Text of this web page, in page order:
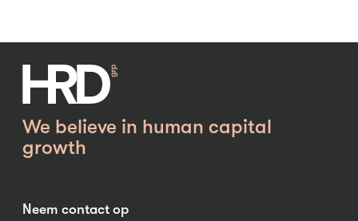
We believe in human capital
growth
Neem contact op